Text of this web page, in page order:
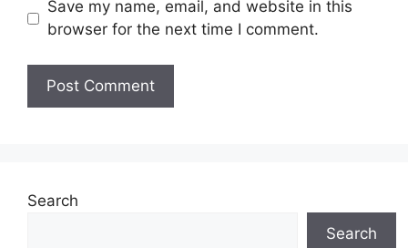
Save my name, email, and website in this
browser for the next time I comment.
Search
Search